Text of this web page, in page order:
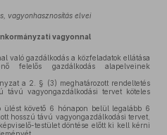
vagyonhasznosítás elvei
vagyonnal
való gazdálkodás a közfeladatok ellátása
felelős gazdálkodás alapelveinek
a 2. § (3) meghatározott rendeltetés
távú vagyongazdálkodási tervet köteles
ülést követő 6 hónapon belül legalább 6
hosszú távú vagyongazdálkodási tervet,
testület döntése előtt ki kell kérni